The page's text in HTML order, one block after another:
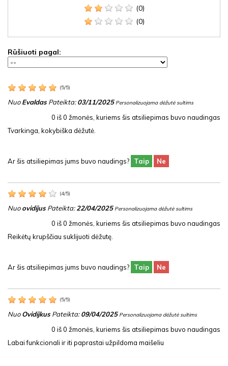
(0)
(0)
Rūšiuoti pagal:
(5/5)
NuoEvaldasPateikta:03/11/2025 Personalizuojama dėžutė sultims
0 iš0 žmonės, kuriems šis atsiliepimas buvo naudingas
Tvarkinga, kokybiška dėžutė.
Ar šis atsiliepimas jums buvo naudings? Taip Ne
(4/5)
NuoovidijusPateikta:22/04/2025 Personalizuojama dėžutė sultims
0 iš0 žmonės, kuriems šis atsiliepimas buvo naudingas
Reikėtų krupščiau suklijuoti dėžutę.
Ar šis atsiliepimas jums buvo naudings? Taip Ne
(5/5)
NuoOvidijkusPateikta:09/04/2025 Personalizuojama dėžutė sultims
0 iš0 žmonės, kuriems šis atsiliepimas buvo naudingas
Labai funkcionali ir iti paprastai užpildoma maišeliu